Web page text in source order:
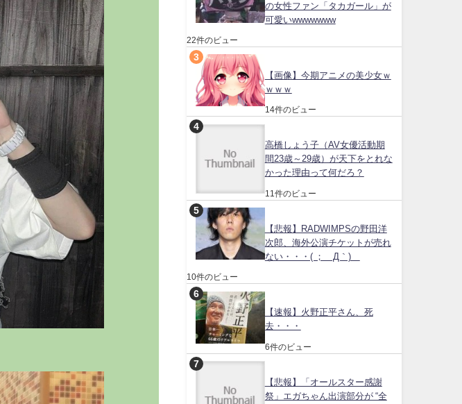
の女性ファン「タカガール」が
可愛いwwwwwww
22件のビュー
【画像】今期アニメの美少女ｗ
ｗｗｗ
14件のビュー
高橋しょう子（AV女優活動期
間23歳～29歳）が天下をとれな
かった理由って何だろ？
11件のビュー
【悲報】RADWIMPSの野田洋
次郎、海外公演チケットが売れ
ない・・・( ；´Д｀)
10件のビュー
【速報】火野正平さん、死
去・・・
6件のビュー
【悲報】「オールスター感謝
祭」エガちゃん出演部分が “全